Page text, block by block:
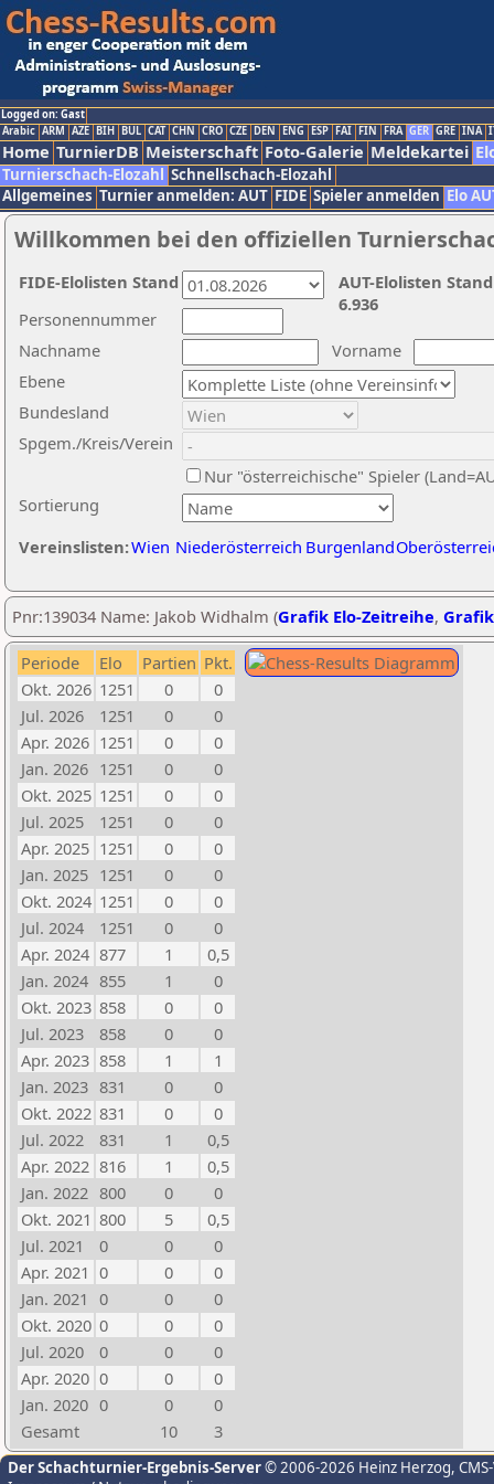
Logged on: Gast
Arabic ARM AZE BIH BUL CAT CHN CRO CZE DEN ENG ESP FAI FIN FRA GER GRE INA
Home TurnierDB Meisterschaft Foto-Galerie Meldekartei
Turnierschach-Elozahl Schnellschach-Elozahl
Allgemeines Turnier anmelden: AUT FIDE Spieler anmelden Elo
Willkommen bei den offiziellen
Nachname
Vorname
Ebene
Sortierung
Personennummer
Bundesland
Spgem./Kreis/Verein
Nur "österreichische" Spieler
Vereinslisten:Wien Niederösterreich Burgenland
AUT-Elolisten
6.936
FIDE-Elolisten Stand
Pnr:139034 Name: Jakob Widhalm (Grafik Elo-Zeitreihe,
Periode Elo Partien Pkt.
Okt. 2026 1251 0
0
Jul. 2026
1251 0
0
Apr. 2026 1251 0
0
Jan. 2026 1251 0
0
Okt. 2025 1251 0
0
Jul. 2025
1251 0
0
Apr. 2025 1251 0
0
Jan. 2025 1251 0
0
Okt. 2024 1251 0
0
Jul. 2024
1251 0
0
Apr. 2024 877 1
0,5
Jan. 2024 855 1
0
Okt. 2023 858 0
0
Jul. 2023
858 0
0
Apr. 2023 858 1
1
Jan. 2023 831 0
0
Okt. 2022 831 0
0
Jul. 2022
831 1
0,5
Apr. 2022 816 1
0,5
Jan. 2022 800 0
0
Okt. 2021 800 5
0,5
Jul. 2021
0 0
0
Apr. 2021 0 0
0
Jan. 2021 0 0
0
Okt. 2020 0 0
0
Jul. 2020
0 0
0
Apr. 2020 0 0
0
Jan. 2020 0 0
0
Gesamt
10 3
Der Schachturnier-Ergebnis-Server© 2006-2026 Heinz Herzog,